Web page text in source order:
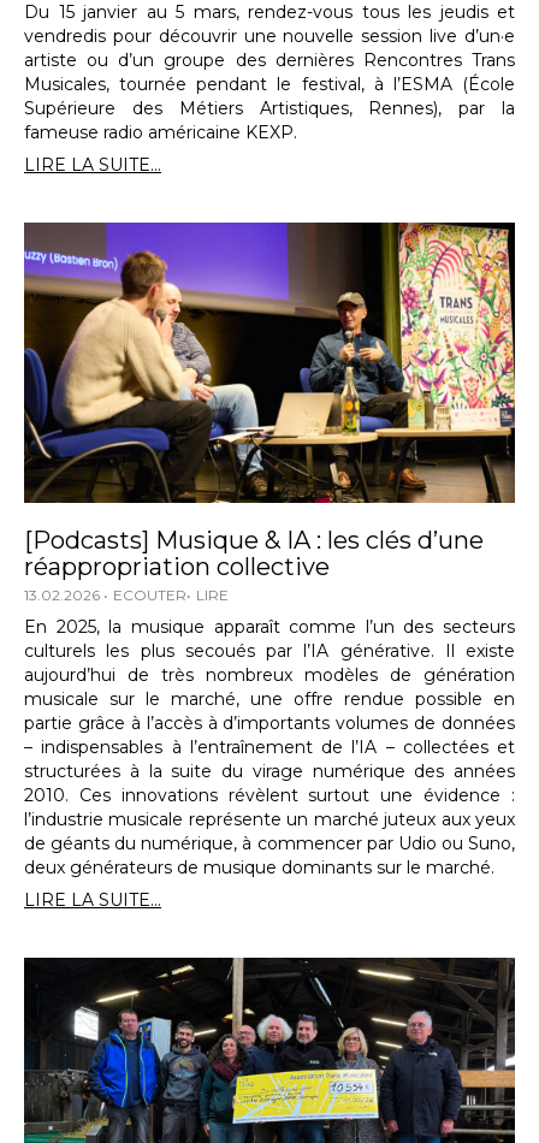
Du 15 janvier au 5 mars, rendez-vous tous les jeudis et
vendredis pour découvrir une nouvelle session live d’un·e
artiste ou d’un groupe des dernières Rencontres Trans
Musicales, tournée pendant le festival, à l’ESMA (École
Supérieure des Métiers Artistiques, Rennes), par la
fameuse radio américaine KEXP.
LIRE LA SUITE...
[Podcasts] Musique & IA : les clés d’une
réappropriation collective
13.02.2026 ECOUTER LIRE
En 2025, la musique apparaît comme l’un des secteurs
culturels les plus secoués par l’IA générative. Il existe
aujourd’hui de très nombreux modèles de génération
musicale sur le marché, une offre rendue possible en
partie grâce à l’accès à d’importants volumes de données
– indispensables à l’entraînement de l’IA – collectées et
structurées à la suite du virage numérique des années
2010. Ces innovations révèlent surtout une évidence :
l’industrie musicale représente un marché juteux aux yeux
de géants du numérique, à commencer par Udio ou Suno,
deux générateurs de musique dominants sur le marché.
LIRE LA SUITE...